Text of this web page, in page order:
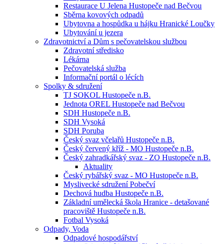
Restaurace U Jelena Hustopeče nad Bečvou
Sběrna kovových odpadů
Ubytovna a hospůdka u hájku Hranické Loučky
Ubytování u jezera
Zdravotnictví a Dům s pečovatelskou službou
Zdravotní středisko
Lékárna
Pečovatelská služba
Informační portál o lécích
Spolky & sdružení
TJ SOKOL Hustopeče n.B.
Jednota OREL Hustopeče nad Bečvou
SDH Hustopeče n.B.
SDH Vysoká
SDH Poruba
Český svaz včelařů Hustopeče n.B.
Český červený kříž - MO Hustopeče n.B.
Český zahradkářský svaz - ZO Hustopeče n.B.
Aktuality
Český rybářský svaz - MO Hustopeče n.B.
Myslivecké sdružení Pobečví
Dechová hudba Hustopeče n.B.
Základní umělecká škola Hranice - detašované
pracoviště Hustopeče n.B.
Fotbal Vysoká
Odpady, Voda
Odpadové hospodářství